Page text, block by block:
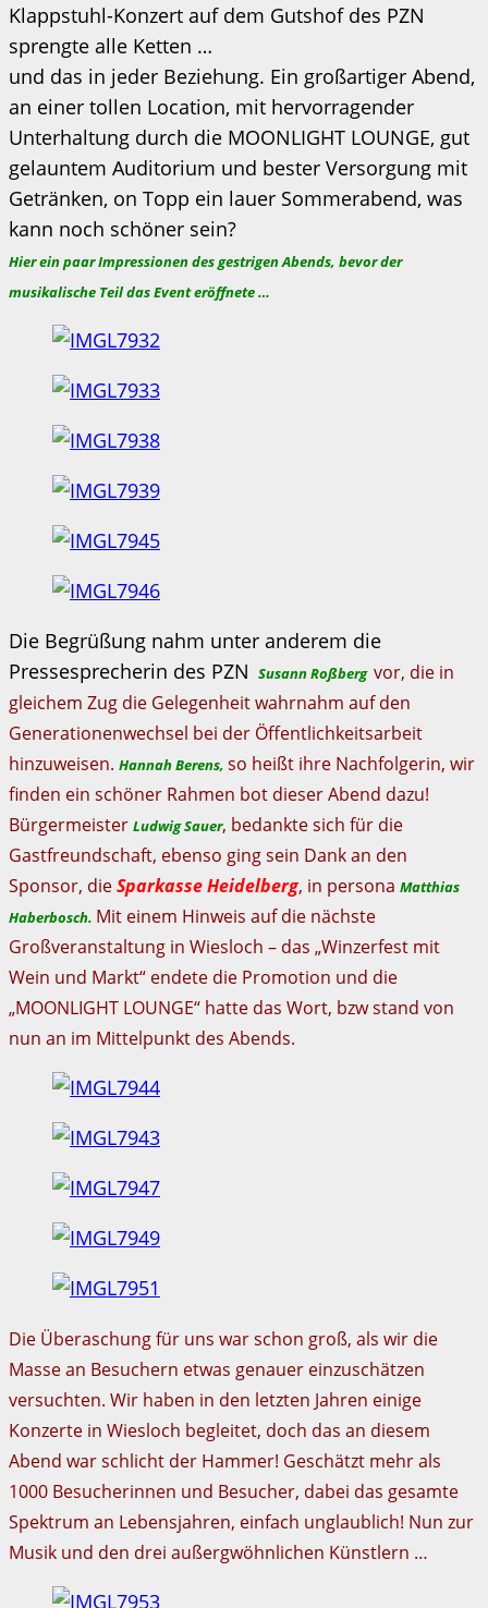
Klappstuhl-Konzert auf dem Gutshof des PZN
sprengte alle Ketten …
und das in jeder Beziehung. Ein großartiger Abend,
an einer tollen Location, mit hervorragender
Unterhaltung durch die MOONLIGHT LOUNGE, gut
gelauntem Auditorium und bester Versorgung mit
Getränken, on Topp ein lauer Sommerabend, was
kann noch schöner sein?
Hier ein paar Impressionen des gestrigen Abends, bevor der
musikalische Teil das Event eröffnete …
Die Begrüßung nahm unter anderem die
Pressesprecherin des PZN Susann Roßberg vor, die in
gleichem Zug die Gelegenheit wahrnahm auf den
Generationenwechsel bei der Öffentlichkeitsarbeit
hinzuweisen. HannahBerens, so heißt ihre Nachfolgerin, wir
finden ein schöner Rahmen bot dieser Abend dazu!
Bürgermeister Ludwig Sauer, bedankte sich für die
Gastfreundschaft, ebenso ging sein Dank an den
Sponsor, dieSparkasse Heidelberg, in persona Matthias
Haberbosch. Mit einem Hinweis auf die nächste
Großveranstaltung in Wiesloch – das „Winzerfest mit
Wein und Markt“ endete die Promotion und die
„MOONLIGHT LOUNGE“ hatte das Wort, bzw stand von
nun an im Mittelpunkt des Abends.
Die Überaschung für uns war schon groß, als wir die
Masse an Besuchern etwas genauer einzuschätzen
versuchten. Wir haben in den letzten Jahren einige
Konzerte in Wiesloch begleitet, doch das an diesem
Abend war schlicht der Hammer! Geschätzt mehr als
1000 Besucherinnen und Besucher, dabei das gesamte
Spektrum an Lebensjahren, einfach unglaublich! Nun zur
Musik und den drei außergwöhnlichen Künstlern …